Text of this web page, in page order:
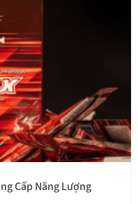
Cấp Năng Lượng